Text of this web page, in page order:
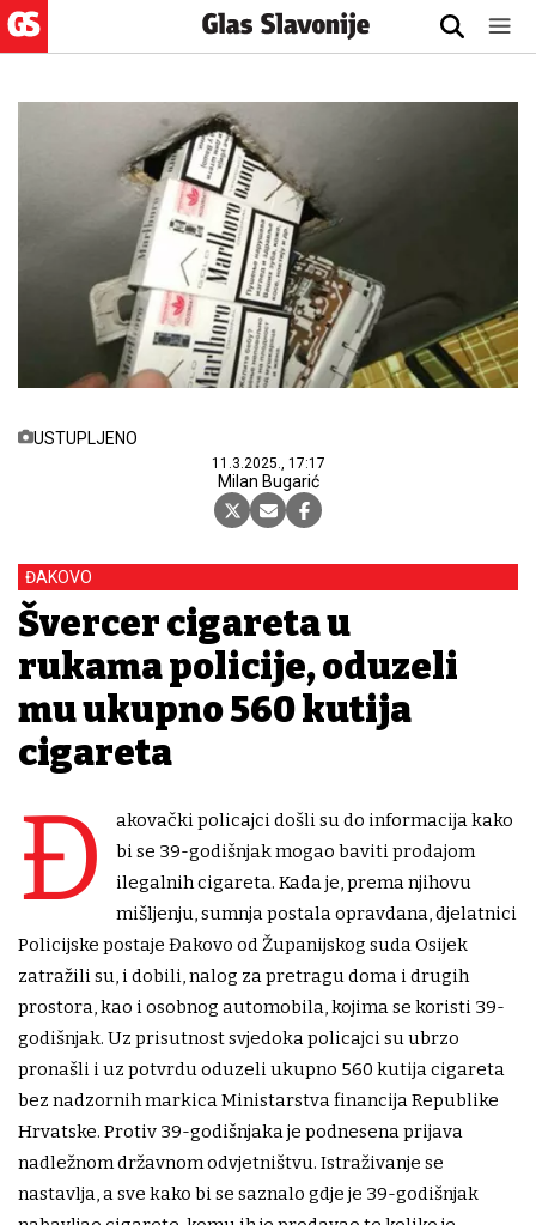
USTUPLJENO
11.3.2025., 17:17
Milan Bugarić
ĐAKOVO
Švercer cigareta u
rukama policije, oduzeli
mu ukupno 560 kutija
cigareta
Đ
akovački policajci došli su do informacija kako
bi se 39-godišnjak mogao baviti prodajom
ilegalnih cigareta. Kada je, prema njihovu
mišljenju, sumnja postala opravdana, djelatnici
Policijske postaje Đakovo od Županijskog suda Osijek
zatražili su, i dobili, nalog za pretragu doma i drugih
prostora, kao i osobnog automobila, kojima se koristi 39-
godišnjak. Uz prisutnost svjedoka policajci su ubrzo
pronašli i uz potvrdu oduzeli ukupno 560 kutija cigareta
bez nadzornih markica Ministarstva financija Republike
Hrvatske. Protiv 39-godišnjaka je podnesena prijava
nadležnom državnom odvjetništvu. Istraživanje se
nastavlja, a sve kako bi se saznalo gdje je 39-godišnjak